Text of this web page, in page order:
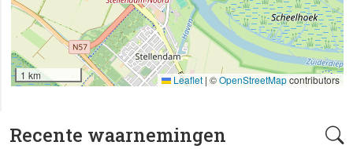
Recente waarnemingen
1 km Leaflet | ©OpenStreetMapcontributors